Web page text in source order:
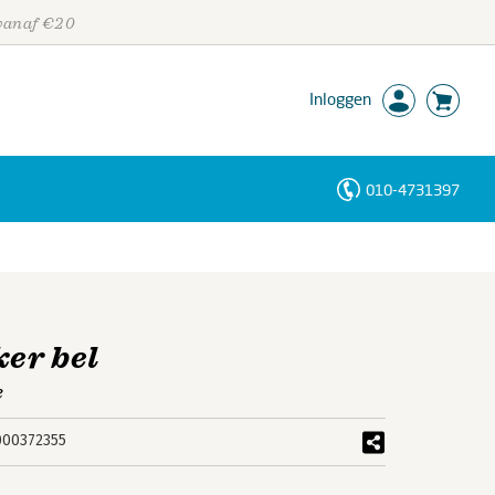
€20
Inloggen
010-4731397
bel
Personen